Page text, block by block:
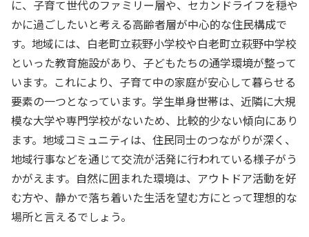
に、子育て世代のファミリー層や、セカンドライフを穏や
かに過ごしたいと考える高齢者層が中心的な住民構成で
す。地域には、白老町立萩野小学校や白老町立萩野中学校
といった教育施設があり、子どもたちの通学環境が整って
います。これにより、子育て中の家庭が安心して暮らせる
要素の一つとなっています。学生単身世帯は、近隣に大規
模な大学や専門学校がないため、比較的少ない傾向にあり
ます。地域コミュニティは、住民同士のつながりが深く、
地域行事などを通じて交流が活発に行われている様子がう
かがえます。自然に囲まれた環境は、アウトドア活動を好
む方や、静かで落ち着いた生活を望む方にとって理想的な
場所と言えるでしょう。